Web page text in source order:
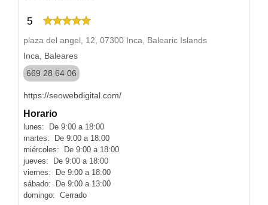
5
plaza del angel, 12, 07300 Inca, Balearic Islands
Inca, Baleares
669 28 64 06
https://seowebdigital.com/
Horario
lunes: De 9:00 a 18:00
martes: De 9:00 a 18:00
miércoles: De 9:00 a 18:00
jueves: De 9:00 a 18:00
viernes: De 9:00 a 18:00
sábado: De 9:00 a 13:00
domingo: Cerrado